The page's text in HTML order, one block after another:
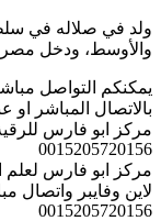
ولد في صلاله في
والأوسط، ودخل مصر
يمكنكم التواصل
بالاتصال المباشر
مركز ابو فارس
0015205720156
مركز ابو فارس لعلم
لاين وفايبر واتصال
0015205720156